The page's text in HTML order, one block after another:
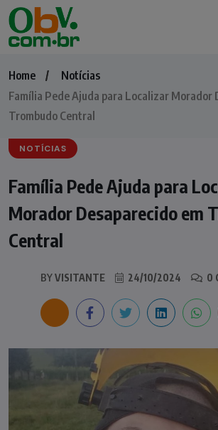
Home
Notícias
Família Pede Ajuda para Localizar Morador
Trombudo Central
NOTÍCIAS
Família Pede Ajuda para
Morador Desaparecido em
Central
BYVISITANTE 24/10/2024 0